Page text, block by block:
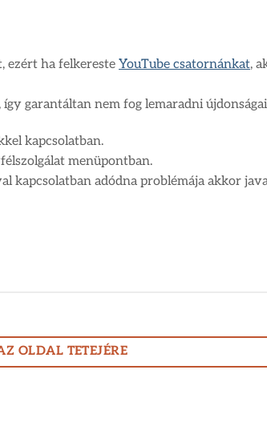
ezért ha felkereste YouTube csatornánkat,
garantáltan nem fog lemaradni
kapcsolatban.
menüpontban.
kapcsolatban adódna problémája akkor
OLDAL TETEJÉRE